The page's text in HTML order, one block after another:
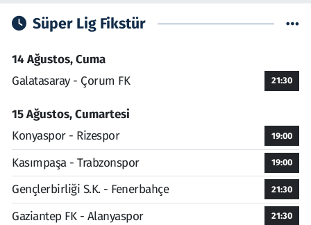
Süper Lig Fikstür
14 Ağustos, Cuma
Galatasaray - Çorum FK
21:30
15 Ağustos, Cumartesi
Konyaspor - Rizespor
19:00
Kasımpaşa - Trabzonspor 19:00
Gençlerbirliği S.K. - Fenerbahçe 21:30
Gaziantep FK - Alanyaspor 21:30